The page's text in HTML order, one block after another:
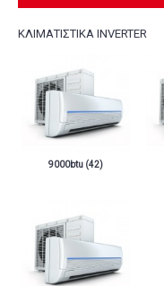
ΚΛΙΜΑΤΙΣΤΙΚΑ INVERTER
9000btu (42)